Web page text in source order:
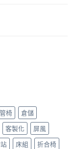
椅
倉儲
客製化
屏風
床組
折合椅